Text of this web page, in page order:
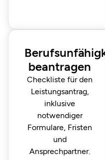
beantragen
Checkliste für den
Leistungsantrag,
inklusive
notwendiger
Formulare, Fristen
und
Ansprechpartner.